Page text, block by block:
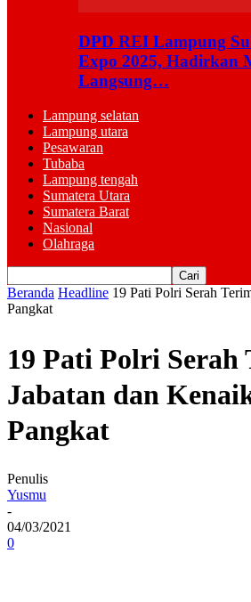
DPD REI Lampung
Expo 2025, Hadirkan
Langsung…
Lampung selatan
Lampung utara
Pesawaran
Tubaba
Lampung tengah
Sumatera Utara
Sumatera Barat
Nasional
Olahraga
Beranda Headline 19 Pati Polri Serah
Pangkat
19 Pati Polri Serah
Jabatan dan
Pangkat
Penulis
Yusmu
-
04/03/2021
0